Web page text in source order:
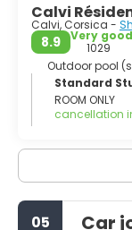
Calvi
Calvi, Corsica -
8.9
Very good
1029
Outdoor pool
Standard
ROOM ONLY
cancellation
05 Car